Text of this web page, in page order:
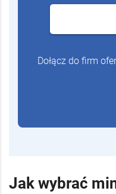
Dołącz do firm
Jak wybrać